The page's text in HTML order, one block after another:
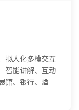
拟人化多模交互
智能讲解、互动
馆、银行、酒